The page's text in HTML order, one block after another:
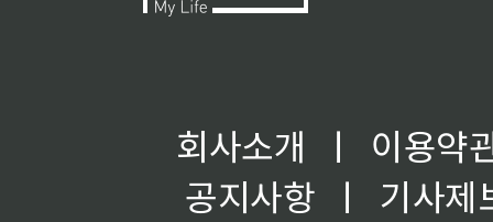
회사소개 ㅣ
이용약
공지사항
ㅣ
기사제